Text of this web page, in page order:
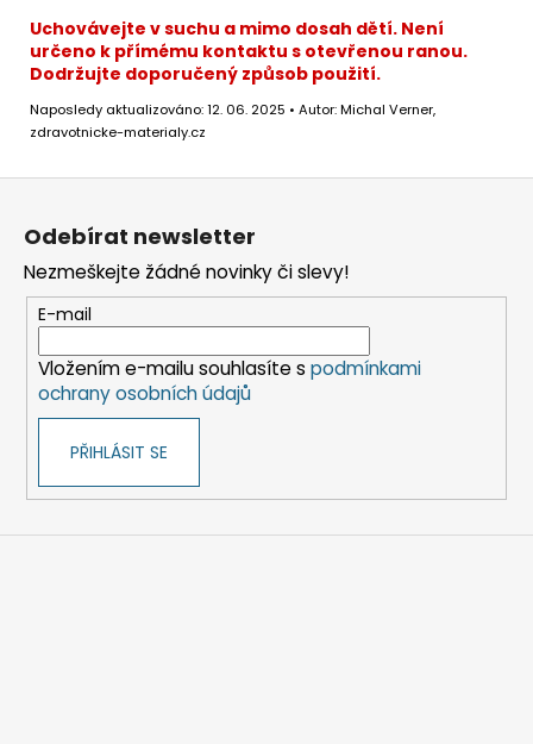
Uchovávejte v suchu a mimo dosah dětí. Není
určeno k přímému kontaktu s otevřenou ranou.
Dodržujte doporučený způsob použití.
Naposledy aktualizováno: 12. 06. 2025 • Autor: Michal Verner,
zdravotnicke-materialy.cz
Z
Odebírat newsletter
Nezmeškejte žádné novinky či slevy!
E-mail
Vložením e-mailu souhlasíte s podmínkami
ochrany osobních údajů
PŘIHLÁSIT SE